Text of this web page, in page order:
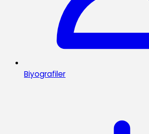
Biyografiler